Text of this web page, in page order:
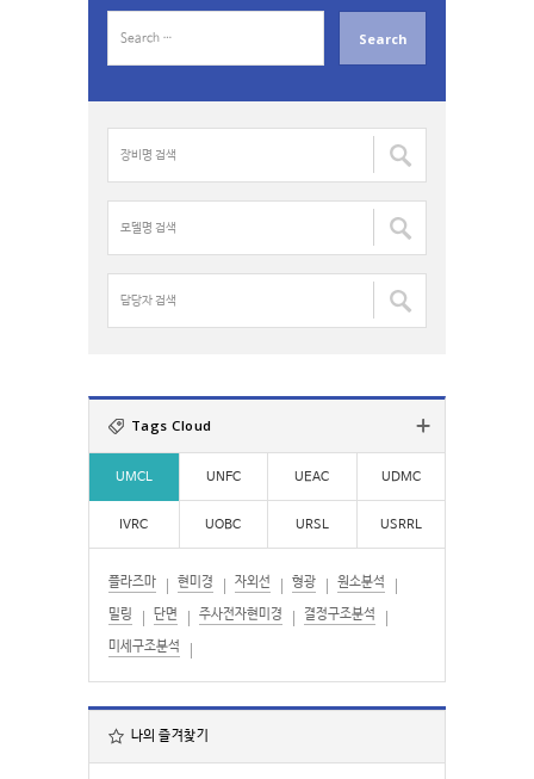
a
명
색
:
델
명
:자
:
Tags Cloud
UMCL UNFC UEAC UDMC
IVRC UOBC URSL USRRL
플라즈마 현미경 자외선 형광 원소분석
밀링 단면 주사전자현미경 결정구조분석
미세구조분석
나의 즐겨찾기